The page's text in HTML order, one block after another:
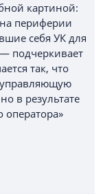
картиной:
периферии
себя УК для
подчеркивает
так, что
управляющую
в результате
оператора»